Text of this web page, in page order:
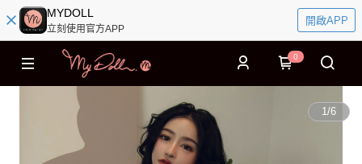
MYDOLL
立刻使用官方APP
開啟APP
0
1/6